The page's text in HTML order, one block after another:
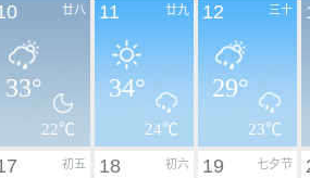
廿八
33°
22℃
廿九
11
34°
24℃
三十
12
29°
23℃
初五 初六
18 七夕节
19